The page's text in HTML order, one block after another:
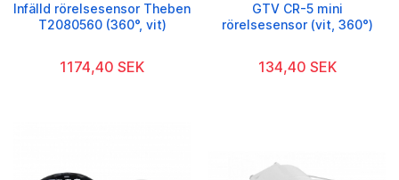
Infälld rörelsesensor Theben
T2080560 (360°, vit)
1174,40 SEK
GTV CR-5 mini
rörelsesensor (vit, 360°)
134,40 SEK